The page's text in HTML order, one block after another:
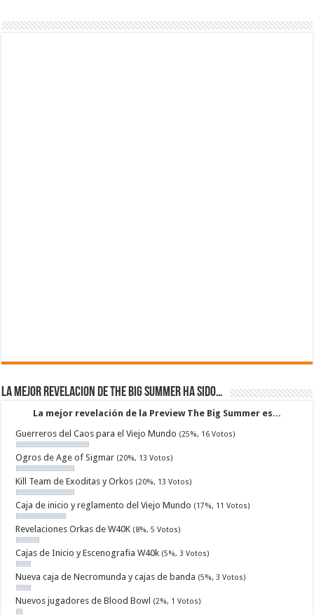
La mejor revelacion de The Big Summer ha sido…
La mejor revelación de la Preview The Big Summer es...
Guerreros del Caos para el Viejo Mundo (25%, 16 Votos)
Ogros de Age of Sigmar (20%, 13 Votos)
Kill Team de Exoditas y Orkos (20%, 13 Votos)
Caja de inicio y reglamento del Viejo Mundo (17%, 11 Votos)
Revelaciones Orkas de W40K (8%, 5 Votos)
Cajas de Inicio y Escenografia W40k (5%, 3 Votos)
Nueva caja de Necromunda y cajas de banda (5%, 3 Votos)
Nuevos jugadores de Blood Bowl (2%, 1 Votos)